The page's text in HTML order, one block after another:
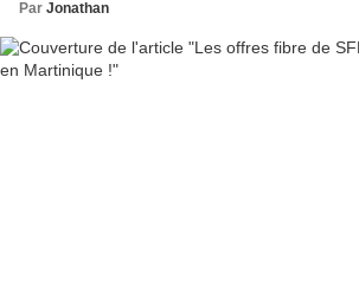
Par Jonathan